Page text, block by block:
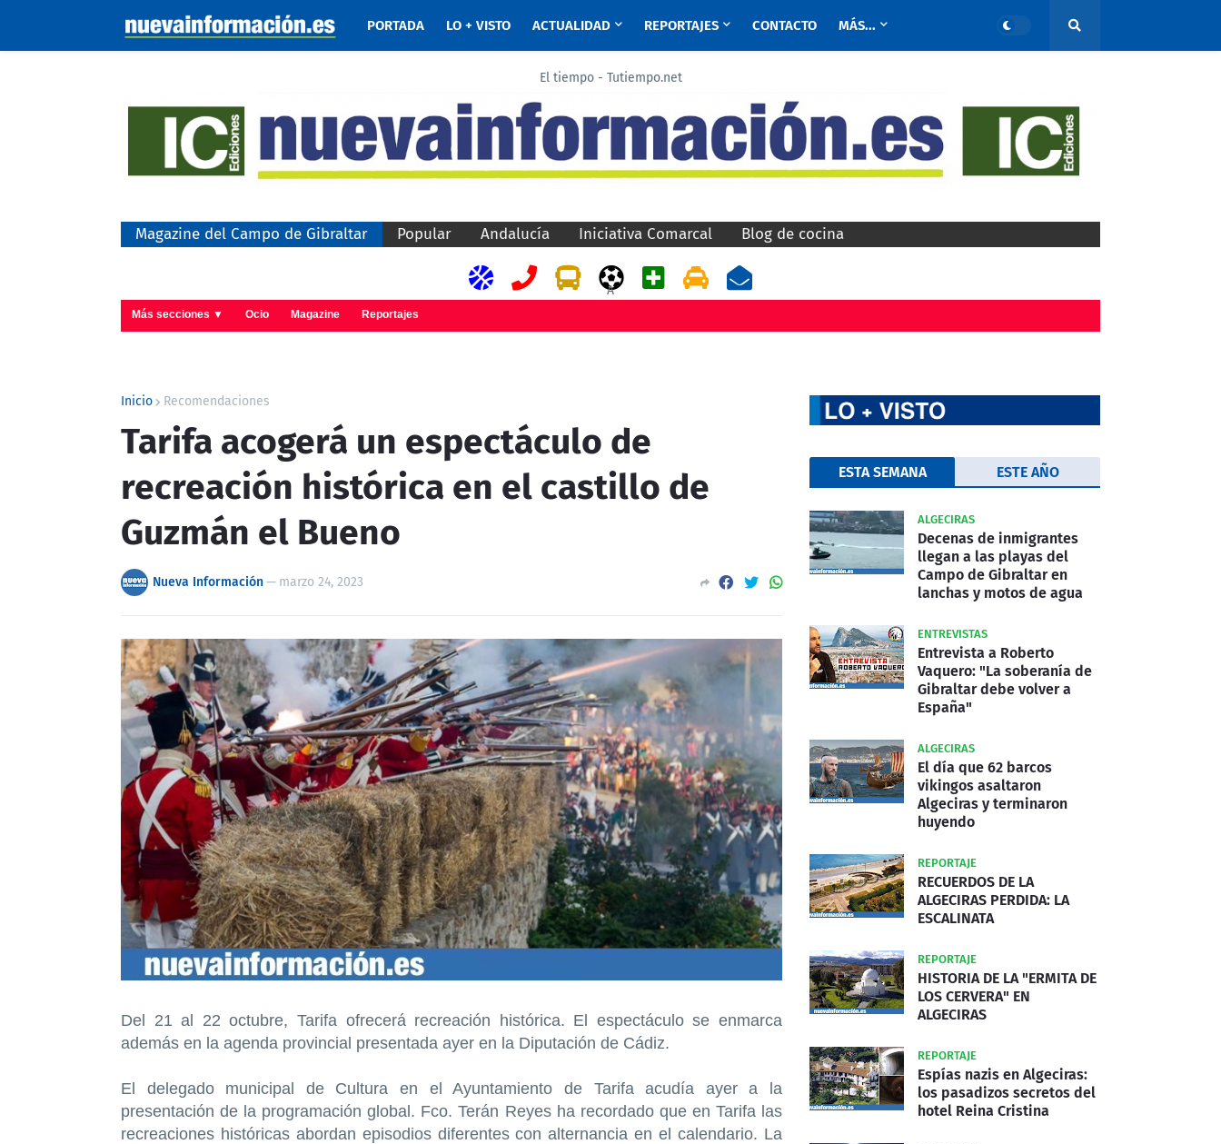
PORTADA LO + VISTO ACTUALIDAD REPORTAJES CONTACTO MÁS...
El tiempo - Tutiempo.net
Magazine del Campo de Gibraltar Popular Andalucía Iniciativa Comarcal Blog de cocina
A
Más secciones ▼ Ocio Magazine Reportajes
Inicio Recomendaciones
Tarifa acogerá un espectáculo de
recreación histórica en el castillo de
Guzmán el Bueno
Nueva Información— marzo 24, 2023
Del 21 al 22 octubre, Tarifa ofrecerá recreación histórica. El espectáculo se enmarca
además en la agenda provincial presentada ayer en la Diputación de Cádiz.
El delegado municipal de Cultura en el Ayuntamiento de Tarifa acudía ayer a la
presentación de la programación global. Fco. Terán Reyes ha recordado que en Tarifa las
recreaciones históricas abordan episodios diferentes con alternancia en el calendario. La
ESTA SEMANA ESTE AÑO
ALGECIRAS
Decenas de inmigrantes
llegan a las playas del
Campo de Gibraltar en
lanchas y motos de agua
ENTREVISTAS
Entrevista a Roberto
Vaquero: "La soberanía de
Gibraltar debe volver a
España"
ALGECIRAS
El día que 62 barcos
vikingos asaltaron
Algeciras y terminaron
huyendo
REPORTAJE
RECUERDOS DE LA
ALGECIRAS PERDIDA: LA
ESCALINATA
REPORTAJE
HISTORIA DE LA "ERMITA DE
LOS CERVERA" EN
ALGECIRAS
REPORTAJE
Espías nazis en Algeciras:
los pasadizos secretos del
hotel Reina Cristina